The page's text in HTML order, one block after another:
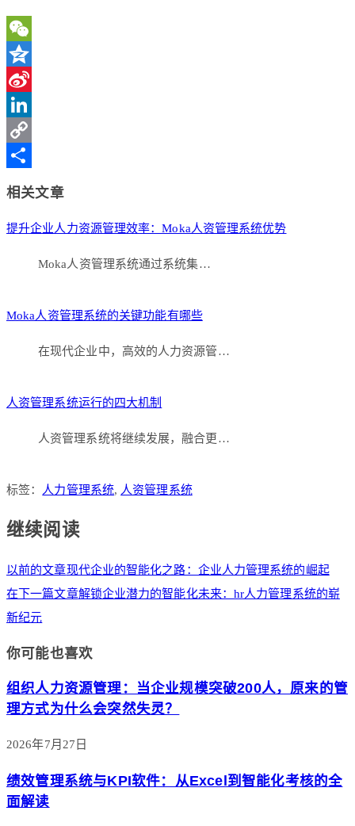
WeChat
Qzone
Sina
Weibo
LinkedIn
Copy
相关文章
提升企业人力资源管理效率：Moka人资管理系统优势
Moka人资管理系统通过系统集…
Moka人资管理系统的关键功能有哪些
在现代企业中，高效的人力资源管…
人资管理系统运行的四大机制
人资管理系统将继续发展，融合更…
标签： 人力管理系统, 人资管理系统
继续阅读
以前的文章现代企业的智能化之路：企业人力管理系统的崛起
在下一篇文章解锁企业潜力的智能化未来：hr人力管理系统的崭
新纪元
你可能也喜欢
组织人力资源管理：当企业规模突破200人，原来的管
理方式为什么会突然失灵？
2026年7月27日
绩效管理系统与KPI软件：从Excel到智能化考核的全
面解读